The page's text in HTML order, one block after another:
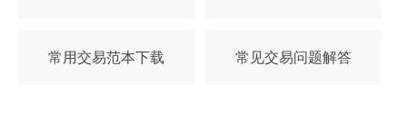
常用交易范本下载 常见交易问题解答